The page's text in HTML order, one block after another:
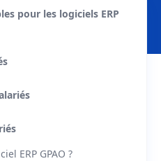
pour les logiciels ERP
ERP GPAO ?